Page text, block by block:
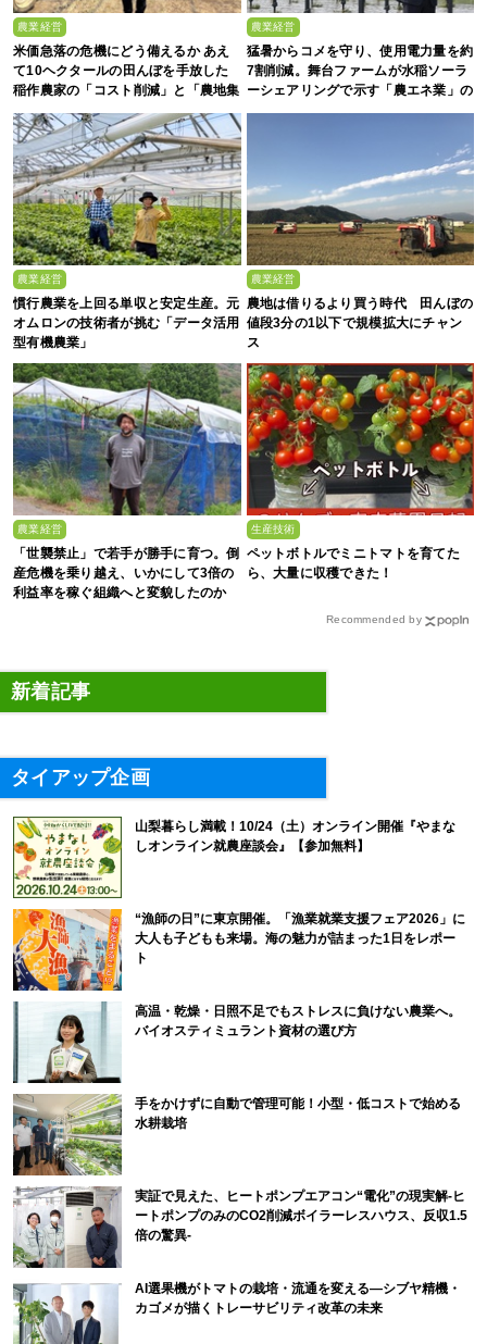
農業経営
米価急落の危機にどう備えるか あえ
て10ヘクタールの田んぼを手放した
稲作農家の「コスト削減」と「農地集
約」
農業経営
猛暑からコメを守り、使用電力量を約
7割削減。舞台ファームが水稲ソーラ
ーシェアリングで示す「農エネ業」の
真価
農業経営
慣行農業を上回る単収と安定生産。元
オムロンの技術者が挑む「データ活用
型有機農業」
農業経営
農地は借りるより買う時代 田んぼの
値段3分の1以下で規模拡大にチャン
ス
農業経営
「世襲禁止」で若手が勝手に育つ。倒
産危機を乗り越え、いかにして3倍の
利益率を稼ぐ組織へと変貌したのか
生産技術
ペットボトルでミニトマトを育てた
ら、大量に収穫できた！
Recommended by
新着記事
タイアップ企画
山梨暮らし満載！10/24（土）オンライン開催『やまな
しオンライン就農座談会』【参加無料】
“漁師の日”に東京開催。「漁業就業支援フェア2026」に
大人も子どもも来場。海の魅力が詰まった1日をレポー
ト
高温・乾燥・日照不足でもストレスに負けない農業へ。
バイオスティミュラント資材の選び方
手をかけずに自動で管理可能！小型・低コストで始める
水耕栽培
実証で見えた、ヒートポンプエアコン“電化”の現実解-ヒ
ートポンプのみのCO2削減ボイラーレスハウス、反収1.5
倍の驚異-
AI選果機がトマトの栽培・流通を変える―シブヤ精機・
カゴメが描くトレーサビリティ改革の未来